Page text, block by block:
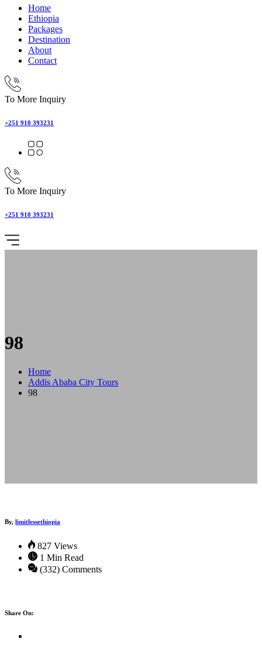
Home
Ethiopia
Packages
Destination
About
Contact
To More Inquiry
+251 910 393231
To More Inquiry
+251 910 393231
98
Home
Addis Ababa City Tours
98
By, limitlessethiopia
827 Views
1 Min Read
(332) Comments
Share On: